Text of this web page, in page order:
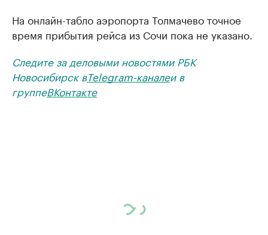
На онлайн-табло аэропорта Толмачево точное
время прибытия рейса из Сочи пока не указано.
Следите за деловыми новостями РБК
Новосибирск вTelegram-каналеи в
группеВКонтакте